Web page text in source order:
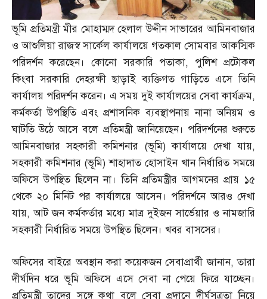
ভূমি প্রতিমন্ত্রী মীর মোহাম্মদ হেলাল উদ্দীন সাভারের আমিনবাজার
ও আশুলিয়া রাজস্ব সার্কেল কার্যালয়ে গতকাল সোমবার আকস্মিক
পরিদর্শন করেছেন। কোনো সরকারি পতাকা, পুলিশ প্রটোকল
কিংবা সরকারি দেহরক্ষী ছাড়াই ব্যক্তিগত গাড়িতে এসে তিনি
কার্যালয় পরিদর্শন করেন। এ সময় দুই কার্যালয়ের সেবা কার্যক্রম,
কর্মকর্তা উপস্থিতি এবং প্রশাসনিক ব্যবস্থাপনায় নানা অনিয়ম ও
ঘাটতি উঠে আসে বলে প্রতিমন্ত্রী জানিয়েছেন। পরিদর্শনের শুরুতে
আমিনবাজার সহকারী কমিশনার (ভূমি)কার্যালয়ে দেখা যায়,
সহকারী কমিশনার (ভূমি)শাহাদাত হোসাইন খান নির্ধারিত সময়ে
অফিসে উপস্থিত ছিলেন না। তিনি প্রতিমন্ত্রীর আগমনের প্রায় ১৫
থেকে ২০ মিনিট পর কার্যালয়ে আসেন। পরিদর্শনে আরও দেখা
যায়,আট জন কর্মকর্তার মধ্যে মাত্র দুইজন সার্ভেয়ার ও নামজারি
সহকারী নির্ধারিত সময়ে উপস্থিত ছিলেন। খবর বাসসের।
অফিসের বাইরে অবস্থান করা কয়েকজন সেবাপ্রার্থী জানান,তারা
দীর্ঘদিন ধরে ভূমি অফিসে এসে সেবা না পেয়ে ফিরে যাচ্ছেন।
প্রতিমন্ত্রী তাদের সঙ্গে কথা বলে সেবা প্রদানে দীর্ঘসূত্রতা নিয়ে